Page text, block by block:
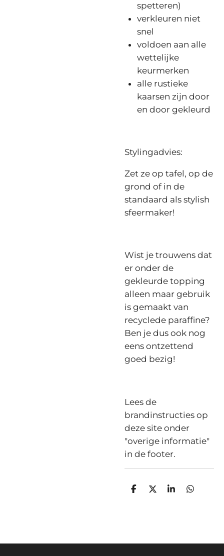
spetteren)
verkleuren niet
snel
voldoen aan alle
wettelijke
keurmerken
alle rustieke
kaarsen zijn door
en door gekleurd
Stylingadvies:
Zet ze op tafel, op de
grond of in de
standaard als stylish
sfeermaker!
Wist je trouwens dat
er onder de
gekleurde topping
alleen maar gebruik
is gemaakt van
recyclede paraffine?
Ben je dus ook nog
eens ontzettend
goed bezig!
Lees de
brandinstructies op
deze site onder
"overige informatie"
in de footer.
D
D
S
D